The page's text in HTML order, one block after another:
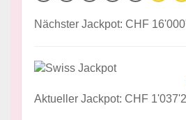
Nächster Jackpot: CHF
Aktueller Jackpot: CHF